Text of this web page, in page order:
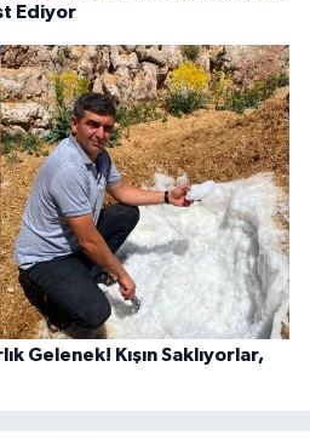
Ediyor
Gelenek! Kışın Saklıyorlar,